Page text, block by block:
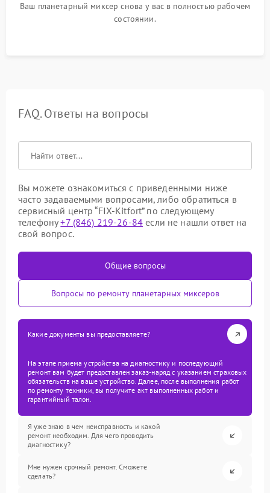
Ваш планетарный миксер снова у вас в полностью рабочем
состоянии.
FAQ. Ответы на вопросы
Вы можете ознакомиться с приведенными ниже
часто задаваемыми вопросами, либо обратиться в
сервисный центр “FIX-Kitfort” по следующему
телефону+7 (846) 219-26-84 если не нашли ответ на
свой вопрос.
Общие вопросы
Вопросы по ремонту планетарных миксеров
Какие документы вы предоставляете?
На этапе приема устройства на диагностику и последующий
ремонт вам будет предоставлен заказ-наряд с указанием страховых
обязательств на ваше устройство. Далее, после выполнения работ
по ремонту техники, вы получите акт выполненных работ и
гарантийный талон.
Я уже знаю в чем неисправность и какой
ремонт необходим. Для чего проводить
диагностику?
Мне нужен срочный ремонт. Сможете
сделать?